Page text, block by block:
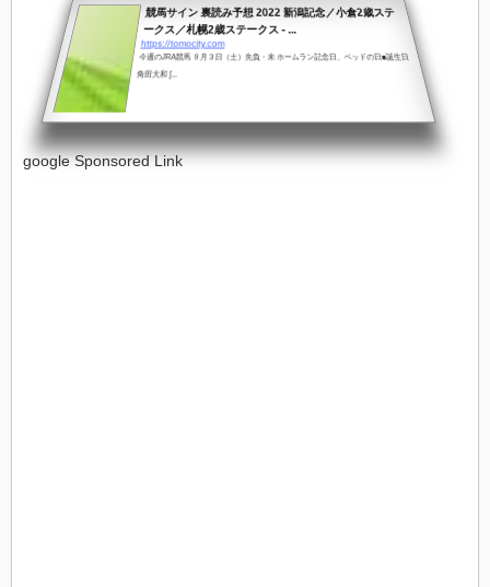
競馬サイン 裏読み予想 2022 新潟記念／小倉2歳ステ
ークス／札幌2歳ステークス - ...
https://tomocity.com
今週のJRA競馬 ９月３日（土）先負・未 ホームラン記念日、ベッドの日■誕生日
角田大和 [...
google Sponsored Link